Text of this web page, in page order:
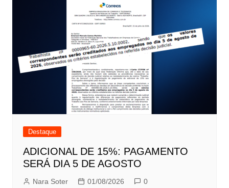
Destaque
ADICIONAL DE 15%: PAGAMENTO
SERÁ DIA 5 DE AGOSTO
Nara Soter 01/08/2026 0